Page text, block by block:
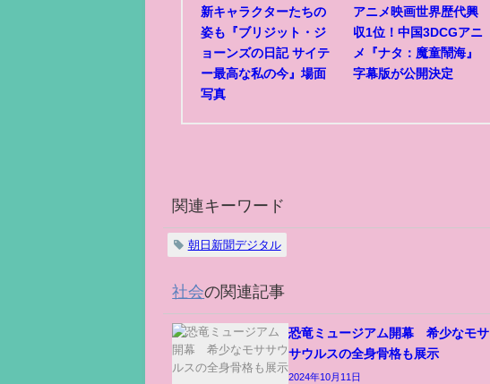
新キャラクターたちの
姿も『ブリジット・ジ
ョーンズの日記 サイテ
ー最高な私の今』場面
写真
アニメ映画世界歴代興
収1位！中国3DCGアニ
メ『ナタ：魔童鬧海』
字幕版が公開決定
関連キーワード
朝日新聞デジタル
社会の関連記事
恐竜ミュージアム開幕 希少なモサ
サウルスの全身骨格も展示
2024年10月11日